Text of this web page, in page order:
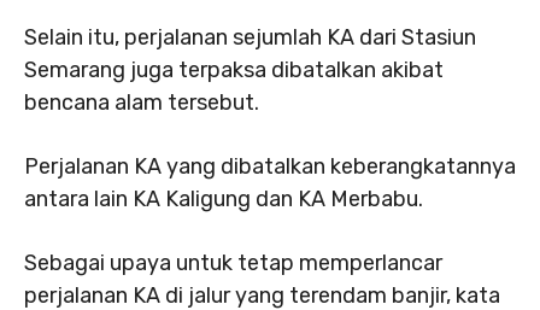
Selain itu, perjalanan sejumlah KA dari Stasiun
Semarang juga terpaksa dibatalkan akibat
bencana alam tersebut.
Perjalanan KA yang dibatalkan keberangkatannya
antara lain KA Kaligung dan KA Merbabu.
Sebagai upaya untuk tetap memperlancar
perjalanan KA di jalur yang terendam banjir, kata